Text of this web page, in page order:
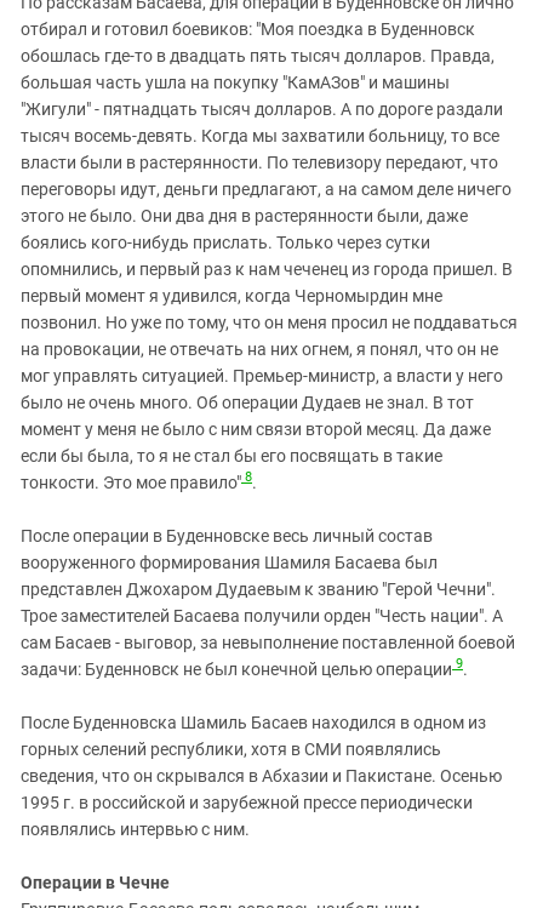
отбирал и готовил боевиков: "Моя поездка в Буденновск
обошлась где-то в двадцать пять тысяч долларов. Правда,
большая часть ушла на покупку "КамАЗов" и машины
"Жигули" - пятнадцать тысяч долларов. А по дороге раздали
тысяч восемь-девять. Когда мы захватили больницу, то все
власти были в растерянности. По телевизору передают, что
переговоры идут, деньги предлагают, а на самом деле ничего
этого не было. Они два дня в растерянности были, даже
боялись кого-нибудь прислать. Только через сутки
опомнились, и первый раз к нам чеченец из города пришел. В
первый момент я удивился, когда Черномырдин мне
позвонил. Но уже по тому, что он меня просил не поддаваться
на провокации, не отвечать на них огнем, я понял, что он не
мог управлять ситуацией. Премьер-министр, а власти у него
было не очень много. Об операции Дудаев не знал. В тот
момент у меня не было с ним связи второй месяц. Да даже
если бы была, то я не стал бы его посвящать в такие
тонкости. Это мое правило" 8.
После операции в Буденновске весь личный состав
вооруженного формирования Шамиля Басаева был
представлен Джохаром Дудаевым к званию "Герой Чечни".
Трое заместителей Басаева получили орден "Честь нации". А
сам Басаев - выговор, за невыполнение поставленной боевой
задачи: Буденновск не был конечной целью операции 9.
После Буденновска Шамиль Басаев находился в одном из
горных селений республики, хотя в СМИ появлялись
сведения, что он скрывался в Абхазии и Пакистане. Осенью
1995 г. в российской и зарубежной прессе периодически
появлялись интервью с ним.
Операции в Чечне